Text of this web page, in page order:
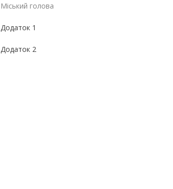
Міський голова
Додаток 1
Додаток 2